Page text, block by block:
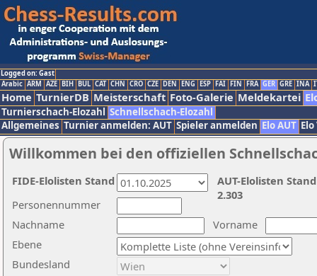
Logged on: Gast
Arabic ARM AZE BIH BUL CAT CHN CRO CZE DEN ENG ESP FAI FIN FRA GER GRE INA
Home TurnierDB Meisterschaft Foto-Galerie Meldekartei
Turnierschach-Elozahl Schnellschach-Elozahl
Allgemeines Turnier anmelden: AUT Spieler anmelden Elo AUT
Willkommen bei den offiziellen
Nachname
Vorname
Ebene
Personennummer
Bundesland
AUT-Elolisten
2.303
FIDE-Elolisten Stand